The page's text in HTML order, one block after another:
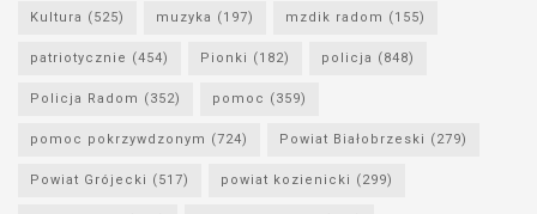
Kultura (525) muzyka (197) mzdik radom (155)
patriotycznie (454) Pionki (182) policja (848)
Policja Radom (352) pomoc (359)
pomoc pokrzywdzonym (724) Powiat Białobrzeski (279)
Powiat Grójecki (517) powiat kozienicki (299)